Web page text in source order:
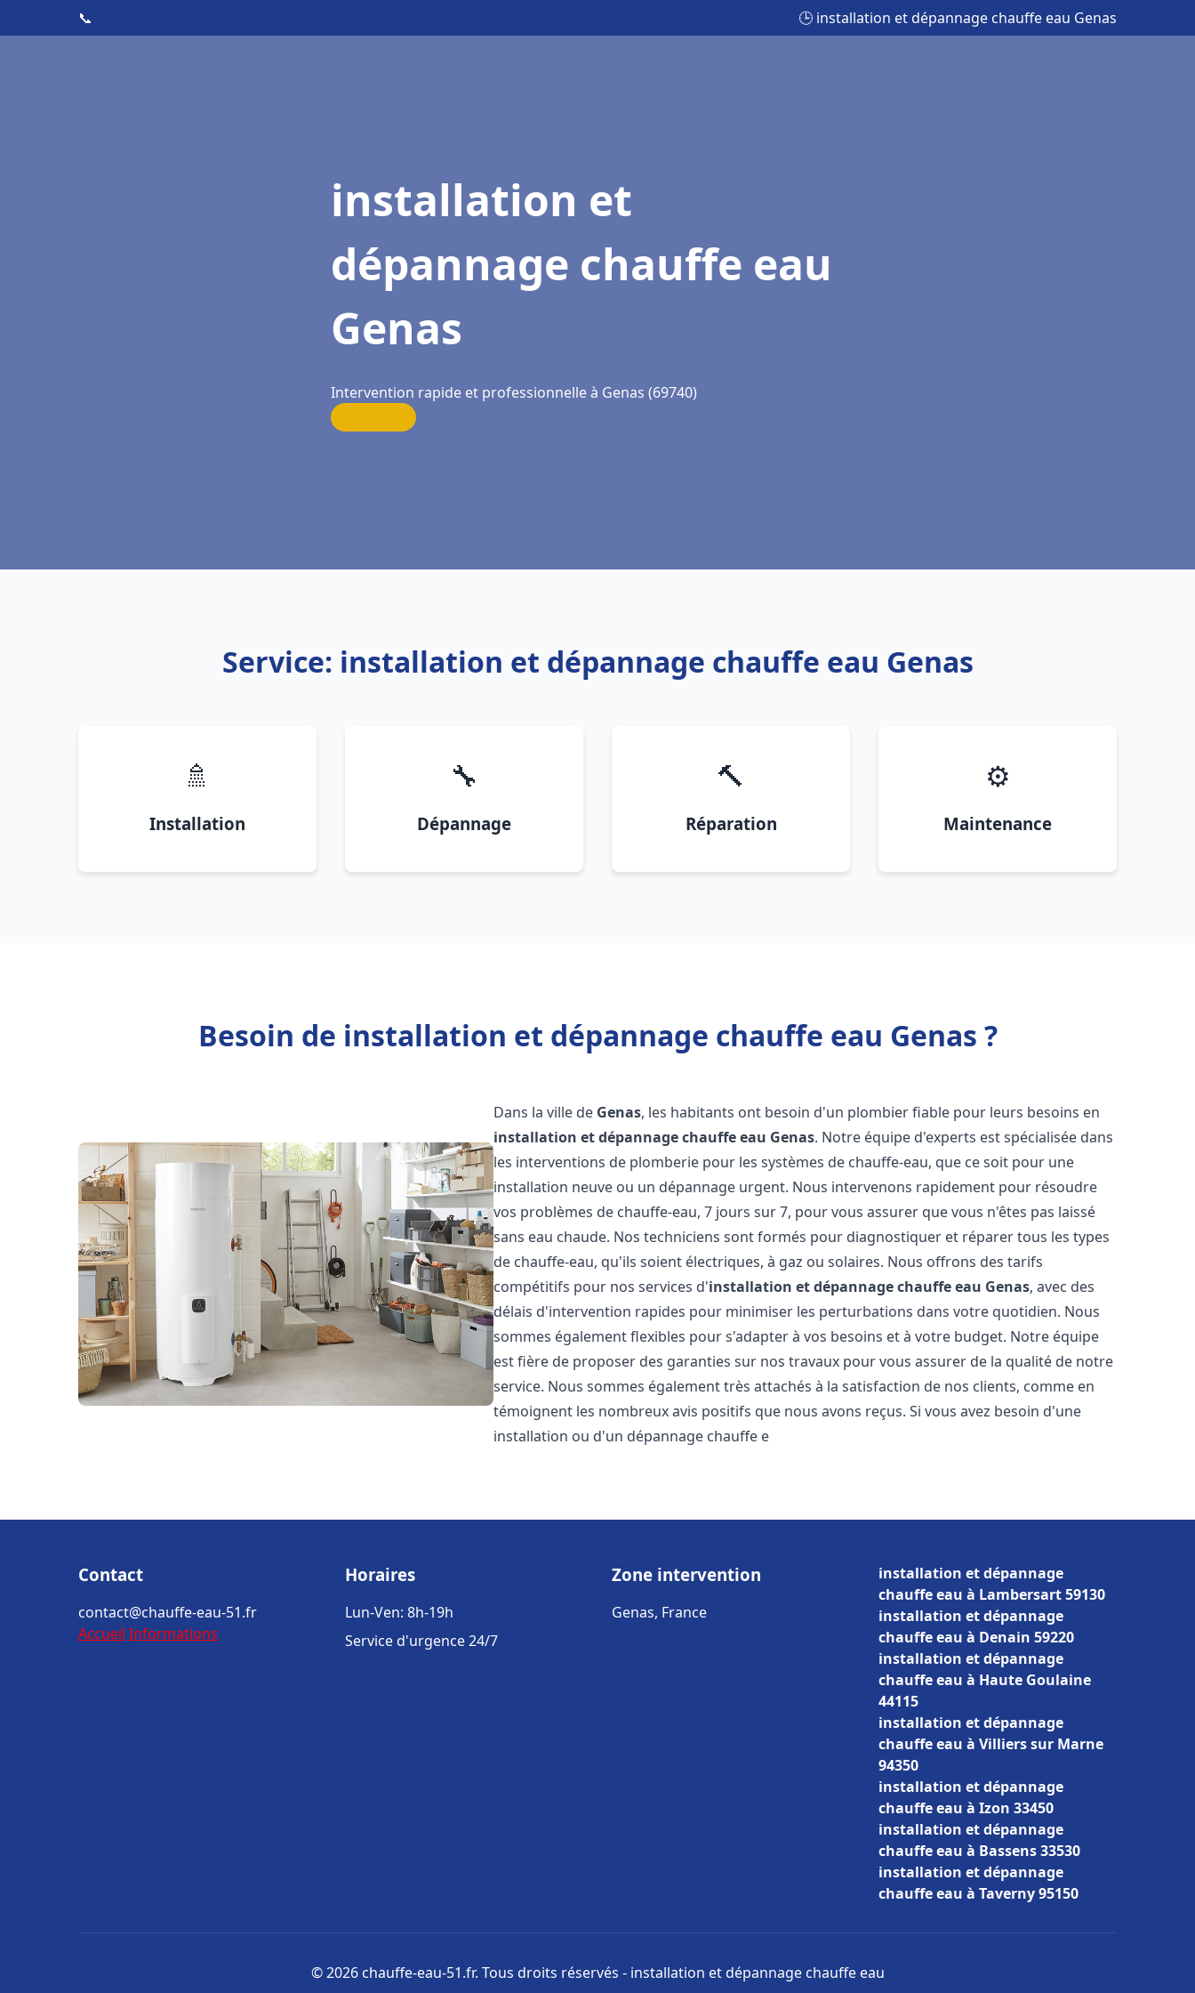
📞 🕒 installation et dépannage chauffe eau Genas
installation et
dépannage chauffe eau
Genas
Intervention rapide et professionnelle à Genas (69740)
Service: installation et dépannage chauffe eau Genas
🚿
Installation
🔧
Dépannage
🔨
Réparation
⚙️
Maintenance
Besoin de installation et dépannage chauffe eau Genas ?
Dans la ville de Genas, les habitants ont besoin d'un plombier fiable pour leurs besoins en
installation et dépannage chauffe eau Genas. Notre équipe d'experts est spécialisée dans
les interventions de plomberie pour les systèmes de chauffe-eau, que ce soit pour une
installation neuve ou un dépannage urgent. Nous intervenons rapidement pour résoudre
vos problèmes de chauffe-eau, 7 jours sur 7, pour vous assurer que vous n'êtes pas laissé
sans eau chaude. Nos techniciens sont formés pour diagnostiquer et réparer tous les types
de chauffe-eau, qu'ils soient électriques, à gaz ou solaires. Nous offrons des tarifs
compétitifs pour nos services d'installation et dépannage chauffe eau Genas, avec des
délais d'intervention rapides pour minimiser les perturbations dans votre quotidien. Nous
sommes également flexibles pour s'adapter à vos besoins et à votre budget. Notre équipe
est fière de proposer des garanties sur nos travaux pour vous assurer de la qualité de notre
service. Nous sommes également très attachés à la satisfaction de nos clients, comme en
témoignent les nombreux avis positifs que nous avons reçus. Si vous avez besoin d'une
installation ou d'un dépannage chauffe e
Contact
contact@chauffe-eau-51.fr
Accueil Informations
Horaires
Lun-Ven: 8h-19h
Service d'urgence 24/7
Zone intervention
Genas, France
installation et dépannage
chauffe eau à Lambersart 59130
installation et dépannage
chauffe eau à Denain 59220
installation et dépannage
chauffe eau à Haute Goulaine
44115
installation et dépannage
chauffe eau à Villiers sur Marne
94350
installation et dépannage
chauffe eau à Izon 33450
installation et dépannage
chauffe eau à Bassens 33530
installation et dépannage
chauffe eau à Taverny 95150
© 2026 chauffe-eau-51.fr. Tous droits réservés - installation et dépannage chauffe eau